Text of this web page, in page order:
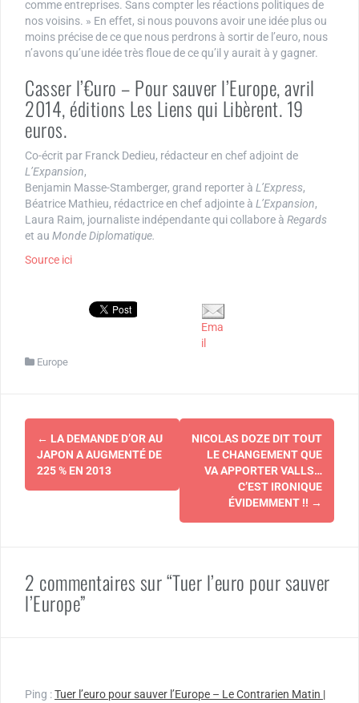
comme entreprises. Sans compter les réactions politiques de
nos voisins. » En effet, si nous pouvons avoir une idée plus ou
moins précise de ce que nous perdrons à sortir de l’euro, nous
n’avons qu’une idée très floue de ce qu’il y aurait à y gagner.
Casser l’€uro – Pour sauver l’Europe, avril
2014, éditions Les Liens qui Libèrent. 19
euros.
Co-écrit par Franck Dedieu, rédacteur en chef adjoint de
L’Expansion,
Benjamin Masse-Stamberger, grand reporter à L’Express,
Béatrice Mathieu, rédactrice en chef adjointe à L’Expansion,
Laura Raim, journaliste indépendante qui collabore à Regards
et au Monde Diplomatique.
Source ici
Ema
il
Europe
Navigation
d'article
← LA DEMANDE D’OR AU
JAPON A AUGMENTÉ DE
225 % EN 2013
NICOLAS DOZE DIT TOUT
LE CHANGEMENT QUE
VA APPORTER VALLS…
C’EST IRONIQUE
ÉVIDEMMENT !! →
2 commentaires sur “Tuer l’euro pour sauver
l’Europe”
Ping :Tuer l’euro pour sauver l’Europe – Le Contrarien Matin |